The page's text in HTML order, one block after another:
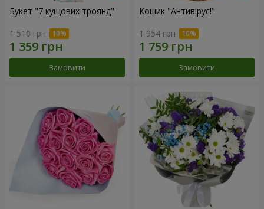
Букет "7 кущових троянд"
1 510 грн
Замовити
Кошик "Антивірус!"
1 954 грн
Замовити